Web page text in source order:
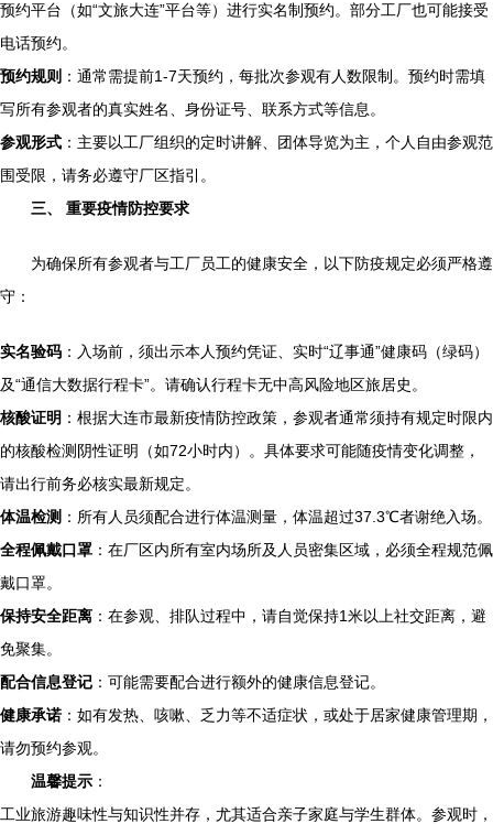
预约平台（如“文旅大连”平台等）进行实名制预约。部分工厂也可能接受
电话预约。
预约规则 ：通常需提前1-7天预约，每批次参观有人数限制。预约时需填
写所有参观者的真实姓名、身份证号、联系方式等信息。
参观形式 ：主要以工厂组织的定时讲解、团体导览为主，个人自由参观范
围受限，请务必遵守厂区指引。
三、 重要疫情防控要求
为确保所有参观者与工厂员工的健康安全，以下防疫规定必须严格遵
守：
实名验码 ：入场前，须出示本人预约凭证、实时“辽事通”健康码（绿码）
及“通信大数据行程卡”。请确认行程卡无中高风险地区旅居史。
核酸证明 ：根据大连市最新疫情防控政策，参观者通常须持有规定时限内
的核酸检测阴性证明（如72小时内）。具体要求可能随疫情变化调整，
请出行前务必核实最新规定。
体温检测 ：所有人员须配合进行体温测量，体温超过37.3℃者谢绝入场。
全程佩戴口罩 ：在厂区内所有室内场所及人员密集区域，必须全程规范佩
戴口罩。
保持安全距离 ：在参观、排队过程中，请自觉保持1米以上社交距离，避
免聚集。
配合信息登记 ：可能需要配合进行额外的健康信息登记。
健康承诺 ：如有发热、咳嗽、乏力等不适症状，或处于居家健康管理期，
请勿预约参观。
温馨提示 ：
工业旅游趣味性与知识性并存，尤其适合亲子家庭与学生群体。参观时，